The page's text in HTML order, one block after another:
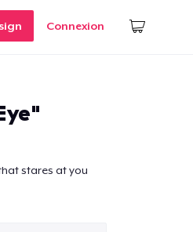
Connexion
stares at you